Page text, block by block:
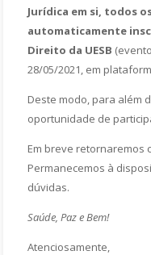
Jurídica em si, todos
automaticamente
Direito da UESB
28/05/2021, em
Deste modo, para além
oportunidade de
Em breve retornaremos
Permanecemos à
dúvidas.
Saúde, Paz e Bem!
Atenciosamente,